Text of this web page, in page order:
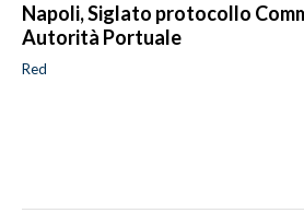
Napoli, Siglato protocollo
Autorità Portuale
Red